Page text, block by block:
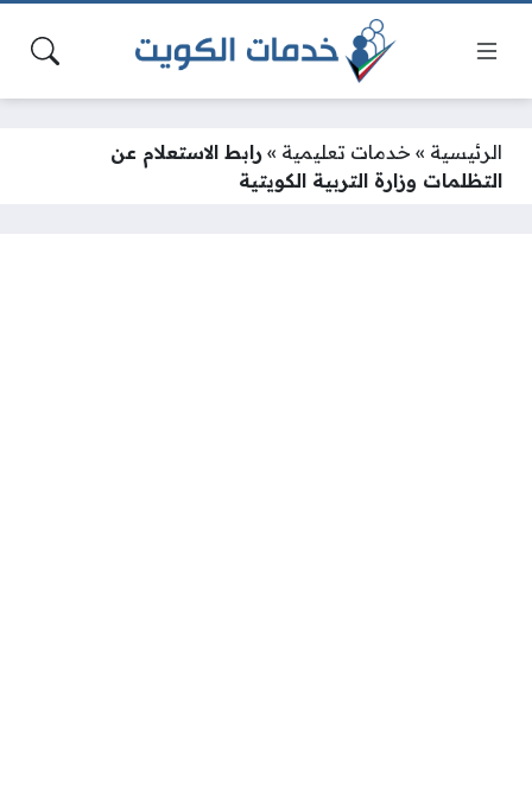
الرئيسية » خدمات تعليمية » رابط الاستعلام عن
التظلمات وزارة التربية الكويتية